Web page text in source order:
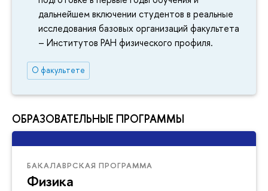
дальнейшем включении студентов в реальные
исследования базовых организаций факультета
– Институтов РАН физического профиля.
О факультете
ОБРАЗОВАТЕЛЬНЫЕ ПРОГРАММЫ
БАКАЛАВРСКАЯ ПРОГРАММА
Физика